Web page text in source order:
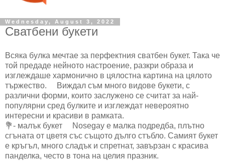
Wednesday, August 3, 2022
Сватбени букети
Всяка булка мечтае за перфектния сватбен букет. Така че
той предаде нейното настроение, разкри образа и
изглеждаше хармонично в цялостна картина на цялото
тържество. ⠀ Виждал съм много видове букети, с
различни форми, които заслужено се считат за най-
популярни сред булките и изглеждат невероятно
интересни и красиви в рамката.
💐- малък букет ⠀ Nosegay е малка подредба, плътно
сгъната от цветя със същото дълго стъбло. Самият букет
е кръгъл, много сладък и спретнат, завързан с красива
панделка, често в тона на целия празник. ⠀